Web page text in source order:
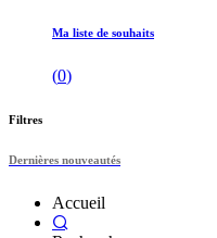
Ma liste de souhaits
(0)
Filtres
Dernières nouveautés
Accueil